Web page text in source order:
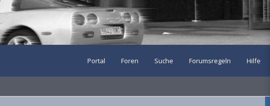
Portal Foren Suche Forumsregeln Hilfe